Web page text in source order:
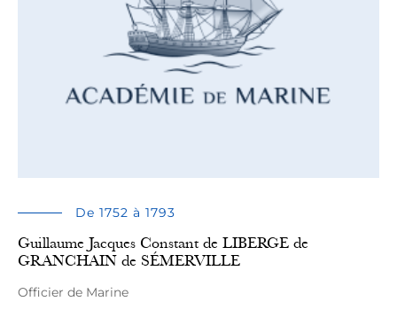
De 1752 à 1793
Guillaume Jacques Constant de LIBERGE de
GRANCHAIN de SÉMERVILLE
Officier de Marine